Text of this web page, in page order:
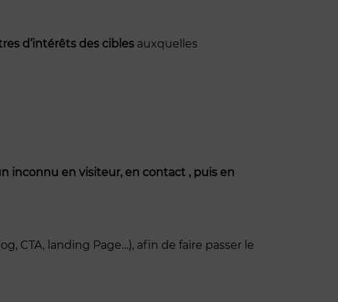
d’intérêts des cibles auxquelles
inconnu en visiteur, en contact , puis en
CTA, landing Page…), afin de faire passer le